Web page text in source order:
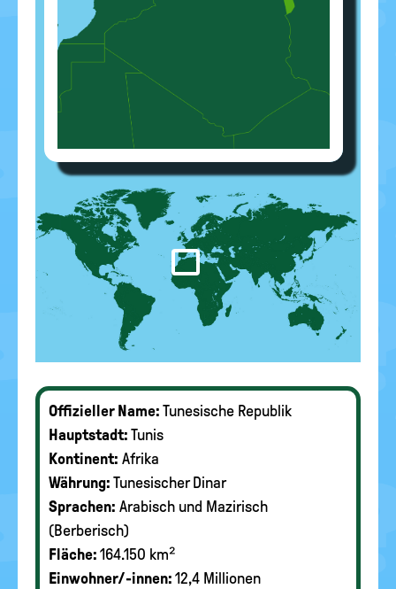
Offizieller Name: Tunesische Republik
Hauptstadt: Tunis
Kontinent: Afrika
Währung: Tunesischer Dinar
Sprachen: Arabisch und Mazirisch
(Berberisch)
Fläche: 164.150 km²
Einwohner/-innen: 12,4 Millionen